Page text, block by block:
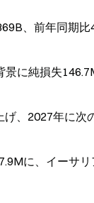
、前年同期比
に純損失
、2027年に次
に、イーサ